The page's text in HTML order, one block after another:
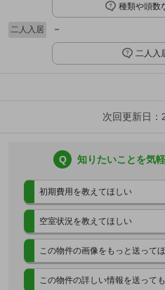
種類や頭数
二人入居 －
二人入
次回更新日：
Q 知りたいことを気
初期費用を教えてほしい
空室状況を教えてほしい
この物件の画像をもっと送って
この物件の詳しい情報を送って